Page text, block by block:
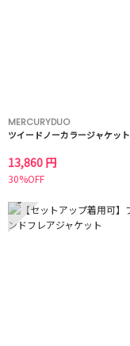
MERCURYDUO
ツイードノーカラージャケット
13,860 円
30%OFF
9